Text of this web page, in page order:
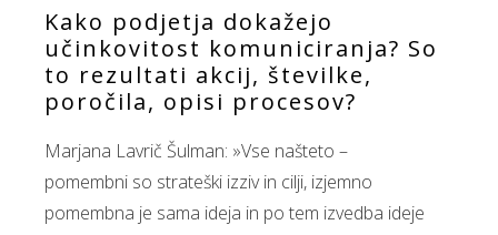
Kako podjetja dokažejo
učinkovitost komuniciranja? So
to rezultati akcij, številke,
poročila, opisi procesov?
Marjana Lavrič Šulman: »Vse našteto –
pomembni so strateški izziv in cilji, izjemno
pomembna je sama ideja in po tem izvedba ideje